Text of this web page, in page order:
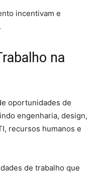
incentivam e
na
oportunidades de
engenharia, design,
recursos humanos e
de trabalho que